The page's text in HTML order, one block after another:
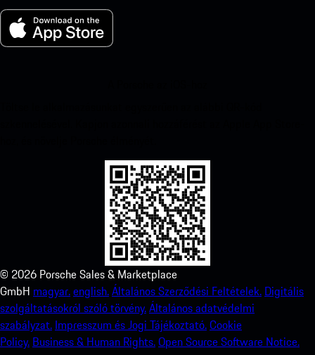
© 2026 Porsche Sales & Marketplace
GmbH magyar.english.Általános Szerződési Feltételek. Digitális
szolgáltatásokról szóló törvény.Általános adatvédelmi
szabályzat. Impresszum és Jogi Tájékoztató.Cookie
Policy. Business & Human Rights.Open Source Software Notice.